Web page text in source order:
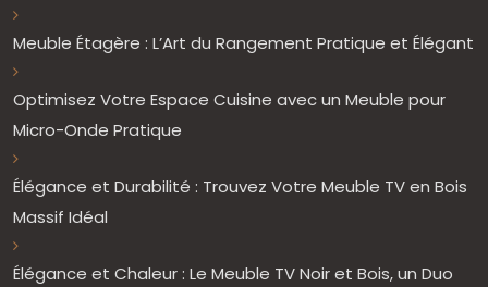
Meuble Étagère : L’Art du Rangement Pratique et Élégant
Optimisez Votre Espace Cuisine avec un Meuble pour
Micro-Onde Pratique
Élégance et Durabilité : Trouvez Votre Meuble TV en Bois
Massif Idéal
Élégance et Chaleur : Le Meuble TV Noir et Bois, un Duo